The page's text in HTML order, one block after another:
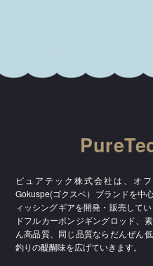
ピュアテック株式会社は、オ
Gokuspe(ゴクスペ）ブランドを中
ィッシングギアを開発・販売して
ドフルカーボンジギングロッド、
ん高品質、同じ品質ならだんぜん
釣りの醍醐味を広げていきます。